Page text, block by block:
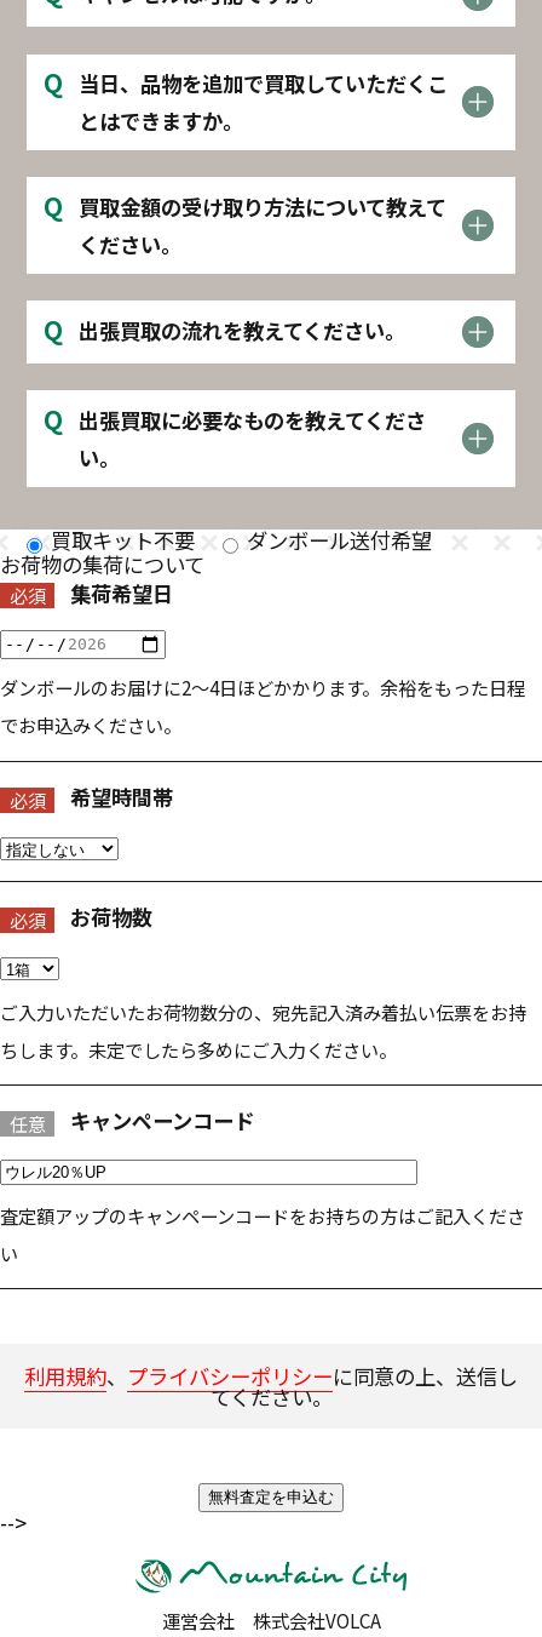
Q
当日、品物を追加で買取していただくこ
とはできますか。
Q
買取金額の受け取り方法について教えて
ください。
Q 出張買取の流れを教えてください。
Q 出張買取に必要なものを教えてくださ
い。
買取キット不要 ダンボール送付希望
お荷物の集荷について
必須 集荷希望日
ダンボールのお届けに2〜4日ほどかかります。余裕をもった日程
でお申込みください。
必須 希望時間帯
必須 お荷物数
ご入力いただいたお荷物数分の、宛先記入済み着払い伝票をお持
ちします。未定でしたら多めにご入力ください。
任意 キャンペーンコード
査定額アップのキャンペーンコードをお持ちの方はご記入くださ
い
利用規約、 プライバシーポリシーに同意の上、送信し
てください。
-->
運営会社 株式会社VOLCA